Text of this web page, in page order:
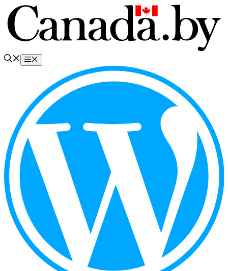
Перейти
содержимому
Меню